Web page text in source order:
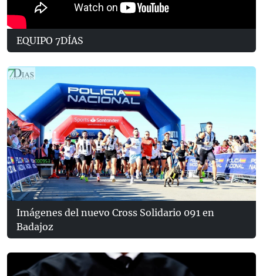
EQUIPO 7DÍAS
Imágenes del nuevo Cross Solidario 091 en
Badajoz